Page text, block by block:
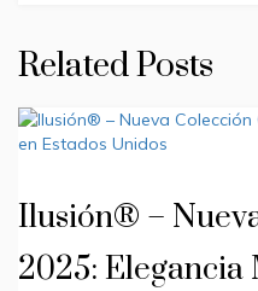
Related Posts
Ilusión® –
2025: Elegancia